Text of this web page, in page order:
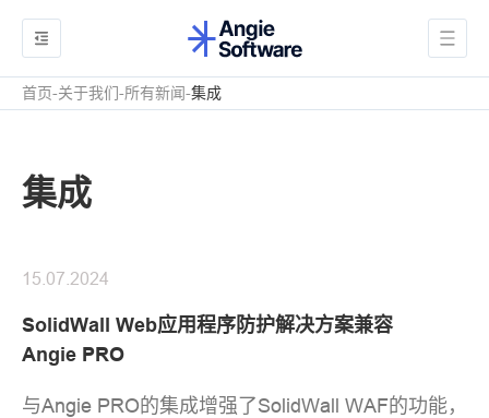
首页 关于我们 所有新闻 集成
集成
SolidWall Web应用程序防护解决方案兼容
Angie PRO
15.07.2024
与Angie PRO的集成增强了SolidWall WAF的功能，